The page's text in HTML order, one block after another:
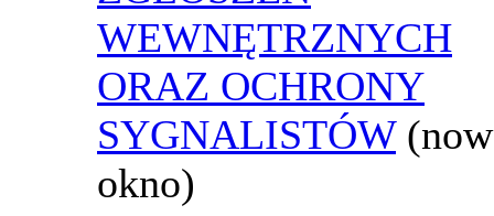
WEWNĘTRZNYCH
ORAZ OCHRONY
SYGNALISTÓW
okno)